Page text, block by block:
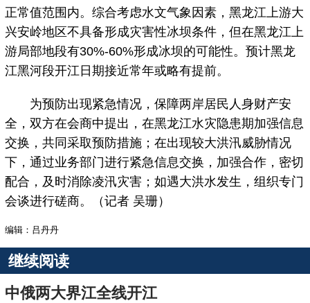
正常值范围内。综合考虑水文气象因素，黑龙江上游大
兴安岭地区不具备形成灾害性冰坝条件，但在黑龙江上
游局部地段有30%-60%形成冰坝的可能性。预计黑龙
江黑河段开江日期接近常年或略有提前。
为预防出现紧急情况，保障两岸居民人身财产安
全，双方在会商中提出，在黑龙江水灾隐患期加强信息
交换，共同采取预防措施；在出现较大洪汛威胁情况
下，通过业务部门进行紧急信息交换，加强合作，密切
配合，及时消除凌汛灾害；如遇大洪水发生，组织专门
会谈进行磋商。（记者 吴珊）
编辑：吕丹丹
继续阅读
中俄两大界江全线开江